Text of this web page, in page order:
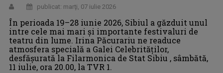
publicat: marţi, 07 iulie 2026
În perioada 19–28 iunie 2026, Sibiul a găzduit unul
intre cele mai mari și importante festivaluri de
teatru din lume. Irina Păcurariu ne readuce
atmosfera specială a Galei Celebrităţilor,
desfăşurată la Filarmonica de Stat Sibiu , sâmbătă,
11 iulie, ora 20.00, la TVR 1.